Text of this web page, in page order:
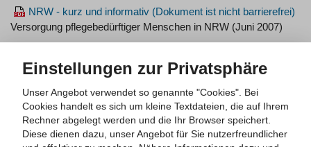
NRW - kurz und informativ
Versorgung pflegebedürftiger Menschen in NRW (Juni 2007)
Alltagsnahe Bewegungsförderung 60+
Dokumentation der Regionalkonferenz "Bewegung im Alter".
Düsseldorf: LIGA.NRW 2010, 107 S.
ISBN 978-3-88139-162-7
Einstellungen zur Privatsphäre
Unser Angebot verwendet so genannte "Cookies". Bei
Cookies handelt es sich um kleine Textdateien, die auf Ihrem
Rechner abgelegt werden und die Ihr Browser speichert.
Diese dienen dazu, unser Angebot für Sie nutzerfreundlicher